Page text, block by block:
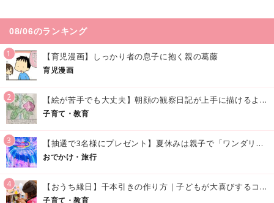
08/06のランキング
1 【育児漫画】しっかり者の息子に抱く親の葛藤
育児漫画
2 【絵が苦手でも大丈夫】朝顔の観察日記が上手に描けるようになる方法｜イラスト付き
子育て・教育
3 【抽選で3名様にプレゼント】夏休みは親子で「ワンダリア横浜」へ！涼しく学んで遊べる話題の没入型施設をご紹介
おでかけ・旅行
4 【おうち縁日】千本引きの作り方｜子どもが大喜びするコツやアイデア♪
子育て・教育